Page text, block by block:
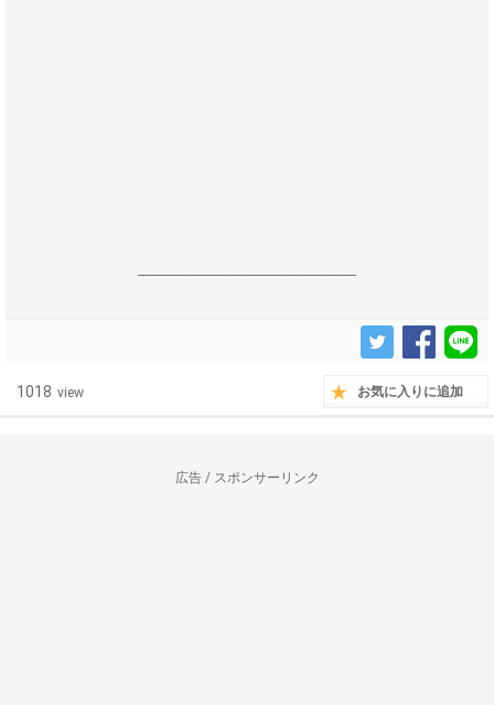
------------------------------------------------------------------
1018 view お気に入りに追加
広告 / スポンサーリンク